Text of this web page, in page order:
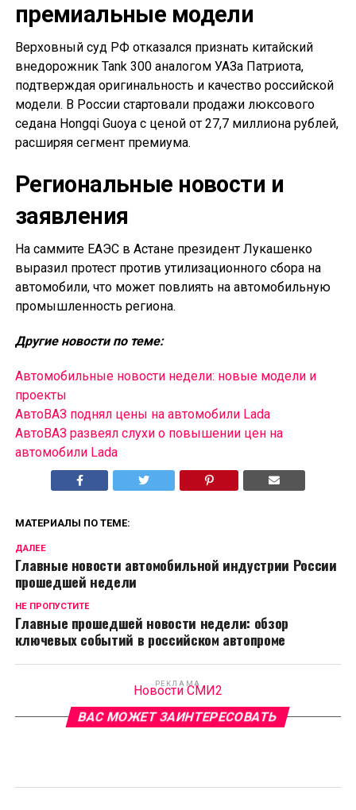
премиальные модели
Верховный суд РФ отказался признать китайский
внедорожник Tank 300 аналогом УАЗа Патриота,
подтверждая оригинальность и качество российской
модели. В России стартовали продажи люксового
седана Hongqi Guoya с ценой от 27,7 миллиона рублей,
расширяя сегмент премиума.
Региональные новости и
заявления
На саммите ЕАЭС в Астане президент Лукашенко
выразил протест против утилизационного сбора на
автомобили, что может повлиять на автомобильную
промышленность региона.
Другие новости по теме:
Автомобильные новости недели: новые модели и
проекты
АвтоВАЗ поднял цены на автомобили Lada
АвтоВАЗ развеял слухи о повышении цен на
автомобили Lada
МАТЕРИАЛЫ ПО ТЕМЕ:
ДАЛЕЕ
Главные новости автомобильной индустрии России
прошедшей недели
НЕ ПРОПУСТИТЕ
Главные прошедшей новости недели: обзор
ключевых событий в российском автопроме
РЕКЛАМА
Новости СМИ2
ВАС МОЖЕТ ЗАИНТЕРЕСОВАТЬ